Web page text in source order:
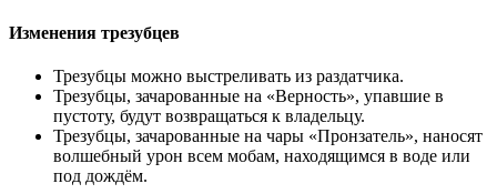
Изменения трезубцев
Трезубцы можно выстреливать из раздатчика.
Трезубцы, зачарованные на «Верность», упавшие в
пустоту, будут возвращаться к владельцу.
Трезубцы, зачарованные на чары «Пронзатель», наносят
волшебный урон всем мобам, находящимся в воде или
под дождём.